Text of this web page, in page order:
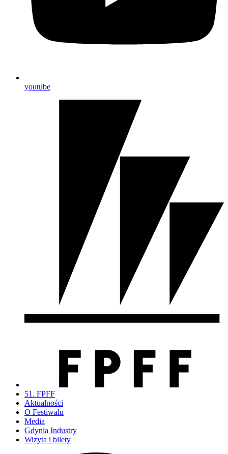
youtube
51. FPFF
Aktualności
O Festiwalu
Media
Gdynia Industry
Wizyta i bilety